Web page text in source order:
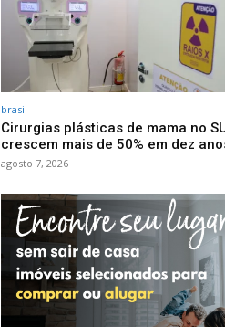
brasil
Cirurgias plásticas de mama no
crescem mais de 50% em dez
agosto 7, 2026